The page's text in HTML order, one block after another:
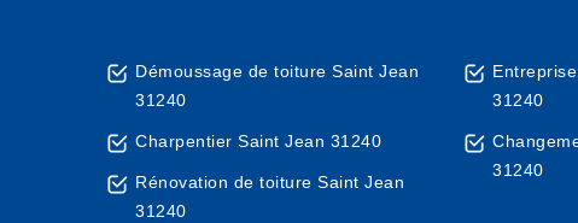
Démoussage de toiture Saint Jean
31240
Charpentier Saint Jean 31240
Rénovation de toiture Saint Jean
31240
31240
31240